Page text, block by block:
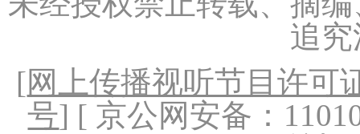
追
[网上传播视听节目许可
号] [ 京公网安备：